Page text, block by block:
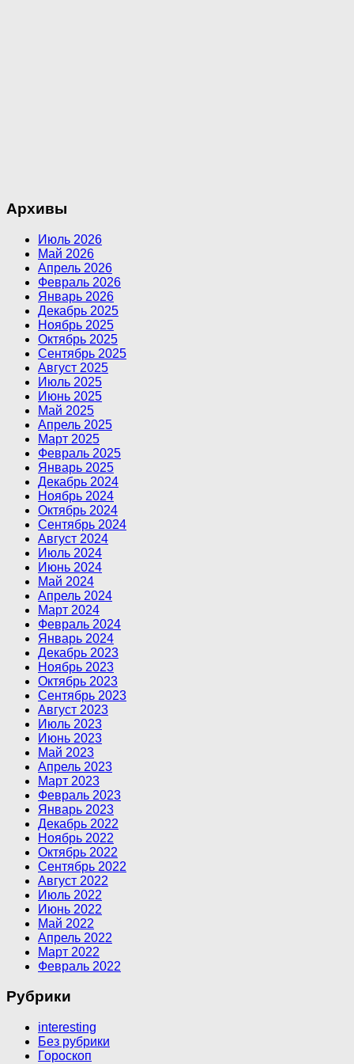
Архивы
Июль 2026
Май 2026
Апрель 2026
Февраль 2026
Январь 2026
Декабрь 2025
Ноябрь 2025
Октябрь 2025
Сентябрь 2025
Август 2025
Июль 2025
Июнь 2025
Май 2025
Апрель 2025
Март 2025
Февраль 2025
Январь 2025
Декабрь 2024
Ноябрь 2024
Октябрь 2024
Сентябрь 2024
Август 2024
Июль 2024
Июнь 2024
Май 2024
Апрель 2024
Март 2024
Февраль 2024
Январь 2024
Декабрь 2023
Ноябрь 2023
Октябрь 2023
Сентябрь 2023
Август 2023
Июль 2023
Июнь 2023
Май 2023
Апрель 2023
Март 2023
Февраль 2023
Январь 2023
Декабрь 2022
Ноябрь 2022
Октябрь 2022
Сентябрь 2022
Август 2022
Июль 2022
Июнь 2022
Май 2022
Апрель 2022
Март 2022
Февраль 2022
Рубрики
interesting
Без рубрики
Гороскоп